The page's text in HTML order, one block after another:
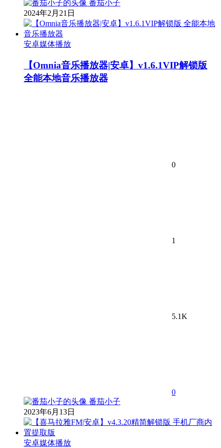
番茄小子
2024年2月21日
安卓媒体播放
【Omnia音乐播放器|安卓】v1.6.1VIP解锁版
全能本地音乐播放器
0
1
5.1K
0
番茄小子
2023年6月13日
安卓媒体播放